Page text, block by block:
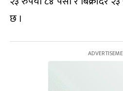
छ ।